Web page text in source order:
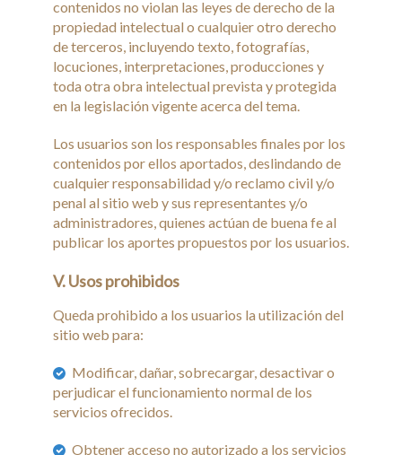
contenidos no violan las leyes de derecho de la
propiedad intelectual o cualquier otro derecho
de terceros, incluyendo texto, fotografías,
locuciones, interpretaciones, producciones y
toda otra obra intelectual prevista y protegida
en la legislación vigente acerca del tema.
Los usuarios son los responsables finales por los
contenidos por ellos aportados, deslindando de
cualquier responsabilidad y/o reclamo civil y/o
penal al sitio web y sus representantes y/o
administradores, quienes actúan de buena fe al
publicar los aportes propuestos por los usuarios.
V. Usos prohibidos
Queda prohibido a los usuarios la utilización del
sitio web para:
Modificar, dañar, sobrecargar, desactivar o
perjudicar el funcionamiento normal de los
servicios ofrecidos.
Obtener acceso no autorizado a los servicios